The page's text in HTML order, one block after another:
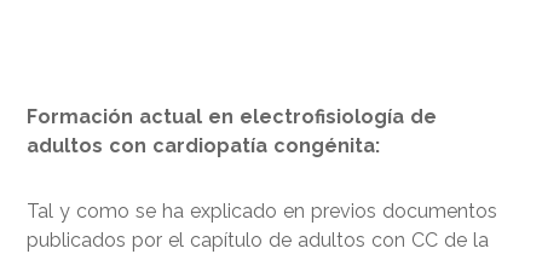
Formación actual en electrofisiología de
adultos con cardiopatía congénita:
Tal y como se ha explicado en previos documentos
publicados por el capítulo de adultos con CC de la